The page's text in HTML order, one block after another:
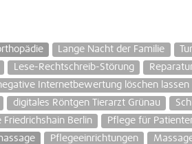
Lange Nacht der Familie
Lese-Rechtschreib-Störung
Internetbewertung löschen lassen
digitales Röntgen Tierarzt Grünau
Friedrichshain Berlin Pflege für
Pflegeeinrichtungen